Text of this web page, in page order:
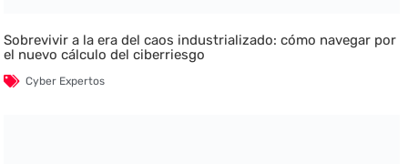
Sobrevivir a la era del caos industrializado: cómo navegar por
el nuevo cálculo del ciberriesgo
Cyber Expertos